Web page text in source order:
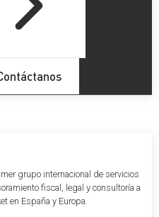
grupo internacional de servicios
fiscal, legal y consultoría a
en España y Europa.